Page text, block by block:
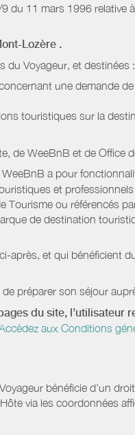
du 11 mars 1996 relative
Lozère .
du Voyageur, et destinées :
une demande
touristiques sur la
de WeeBnB et de Office
a pour
et
Tourisme ou référencés
de destination
après, et qui bénéficient
préparer son séjour
du site, l’utilisateur
aux Conditions
bénéficie d’un
via les coordonnées